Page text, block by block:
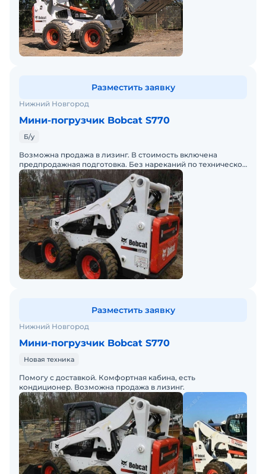
Нижний Новгород
Мини-погрузчик Bobcat S770
Б/у
Возможна продажа в лизинг. В стоимость включена
предпродажная подготовка. Без нареканий по технической
части.
Разместить заявку
Нижний Новгород
Мини-погрузчик Bobcat S770
Новая техника
Помогу с доставкой. Комфортная кабина, есть
кондиционер. Возможна продажа в лизинг.
Разместить заявку